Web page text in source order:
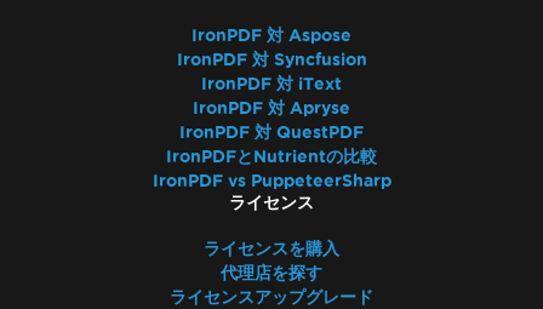
IronPDF 対 Aspose
IronPDF 対 Syncfusion
IronPDF 対 iText
IronPDF 対 Apryse
IronPDF 対 QuestPDF
IronPDFとNutrientの比較
IronPDF vs PuppeteerSharp
ライセンス
ライセンスを購入
代理店を探す
ライセンスアップグレード